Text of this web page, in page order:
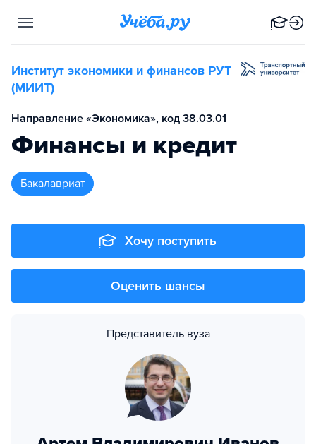
Институт экономики и финансов РУТ
(МИИТ)
Направление «Экономика», код 38.03.01
Финансы и кредит
бакалавриат
Хочу поступить
Оценить шансы
Представитель вуза